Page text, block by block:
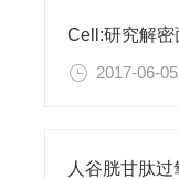
2017-06-05